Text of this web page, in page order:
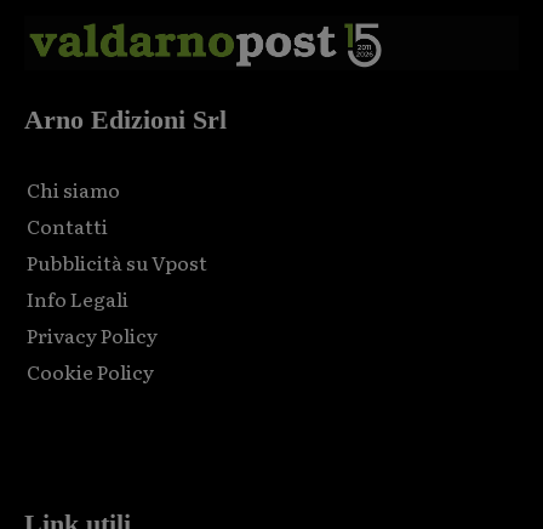
Arno Edizioni Srl
Chi siamo
Contatti
Pubblicità su Vpost
Info Legali
Privacy Policy
Cookie Policy